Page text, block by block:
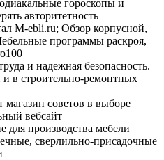
гороскопы и
авторитетность
M-ebli.ru; Обзор корпусной,
программы раскроя,
и надежная безопасность.
в строительно-ремонтных
советов в выборе
вебсайт
производства мебели
сверлильно-присадочные